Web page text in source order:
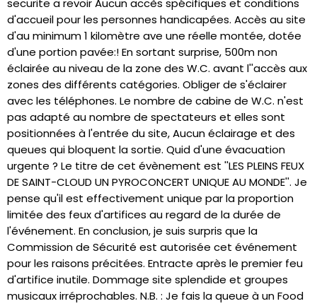
securite a revoir Aucun accès spécifiques et conditions
d'accueil pour les personnes handicapées. Accès au site
d'au minimum 1 kilomètre ave une réelle montée, dotée
d'une portion pavée:! En sortant surprise, 500m non
éclairée au niveau de la zone des W.C. avant l''accès aux
zones des différents catégories. Obliger de s'éclairer
avec les téléphones. Le nombre de cabine de W.C. n'est
pas adapté au nombre de spectateurs et elles sont
positionnées à l'entrée du site, Aucun éclairage et des
queues qui bloquent la sortie. Quid d'une évacuation
urgente ? Le titre de cet évènement est ''LES PLEINS FEUX
DE SAINT-CLOUD UN PYROCONCERT UNIQUE AU MONDE''. Je
pense qu'il est effectivement unique par la proportion
limitée des feux d'artifices au regard de la durée de
l'événement. En conclusion, je suis surpris que la
Commission de Sécurité est autorisée cet événement
pour les raisons précitées. Entracte après le premier feu
d'artifice inutile. Dommage site splendide et groupes
musicaux irréprochables. N.B. : Je fais la queue à un Food